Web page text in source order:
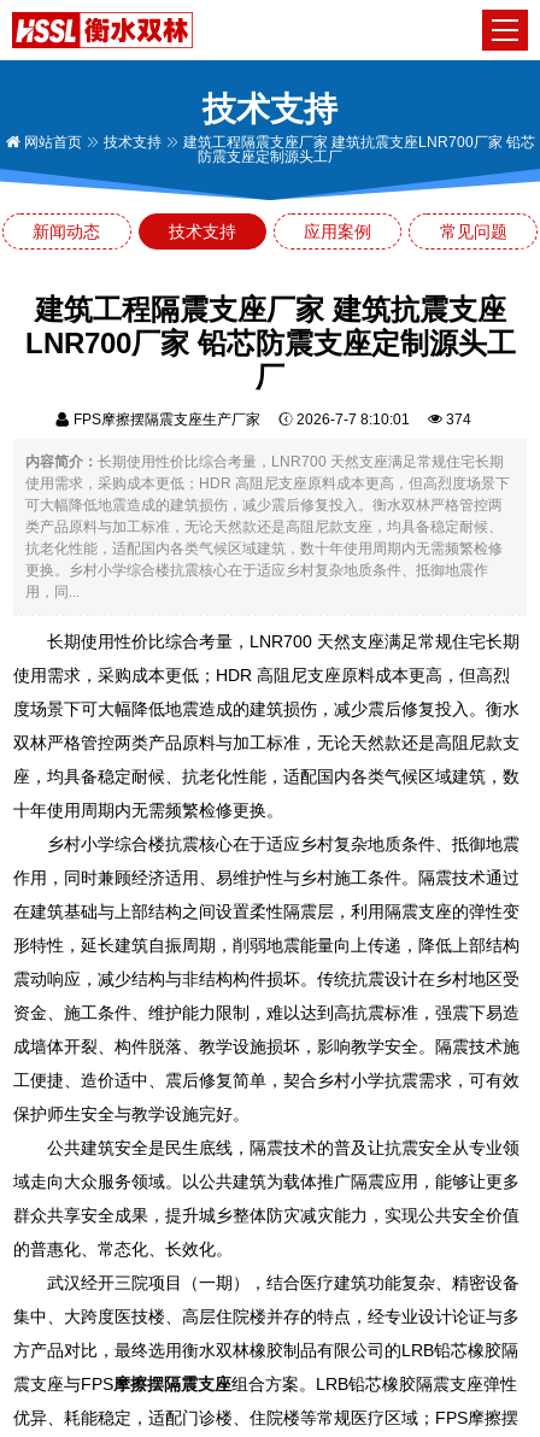
技术支持
网站首页 技术支持
建筑工程隔震支座厂家 建筑抗震支座LNR700厂家 铅芯
防震支座定制源头工厂
新闻动态 技术支持 应用案例 常见问题
建筑工程隔震支座厂家 建筑抗震支座
LNR700厂家 铅芯防震支座定制源头工
厂
FPS摩擦摆隔震支座生产厂家 2026-7-7 8:10:01 374
内容简介：长期使用性价比综合考量，LNR700 天然支座满足常规住宅长期
使用需求，采购成本更低；HDR 高阻尼支座原料成本更高，但高烈度场景下
可大幅降低地震造成的建筑损伤，减少震后修复投入。衡水双林严格管控两
类产品原料与加工标准，无论天然款还是高阻尼款支座，均具备稳定耐候、
抗老化性能，适配国内各类气候区域建筑，数十年使用周期内无需频繁检修
更换。乡村小学综合楼抗震核心在于适应乡村复杂地质条件、抵御地震作
用，同...
长期使用性价比综合考量，LNR700 天然支座满足常规住宅长期
使用需求，采购成本更低；HDR 高阻尼支座原料成本更高，但高烈
度场景下可大幅降低地震造成的建筑损伤，减少震后修复投入。衡水
双林严格管控两类产品原料与加工标准，无论天然款还是高阻尼款支
座，均具备稳定耐候、抗老化性能，适配国内各类气候区域建筑，数
十年使用周期内无需频繁检修更换。
乡村小学综合楼抗震核心在于适应乡村复杂地质条件、抵御地震
作用，同时兼顾经济适用、易维护性与乡村施工条件。隔震技术通过
在建筑基础与上部结构之间设置柔性隔震层，利用隔震支座的弹性变
形特性，延长建筑自振周期，削弱地震能量向上传递，降低上部结构
震动响应，减少结构与非结构构件损坏。传统抗震设计在乡村地区受
资金、施工条件、维护能力限制，难以达到高抗震标准，强震下易造
成墙体开裂、构件脱落、教学设施损坏，影响教学安全。隔震技术施
工便捷、造价适中、震后修复简单，契合乡村小学抗震需求，可有效
保护师生安全与教学设施完好。
公共建筑安全是民生底线，隔震技术的普及让抗震安全从专业领
域走向大众服务领域。以公共建筑为载体推广隔震应用，能够让更多
群众共享安全成果，提升城乡整体防灾减灾能力，实现公共安全价值
的普惠化、常态化、长效化。
武汉经开三院项目（一期），结合医疗建筑功能复杂、精密设备
集中、大跨度医技楼、高层住院楼并存的特点，经专业设计论证与多
方产品对比，最终选用衡水双林橡胶制品有限公司的LRB铅芯橡胶隔
震支座与FPS摩擦摆隔震支座组合方案。LRB铅芯橡胶隔震支座弹性
优异、耗能稳定，适配门诊楼、住院楼等常规医疗区域；FPS摩擦摆